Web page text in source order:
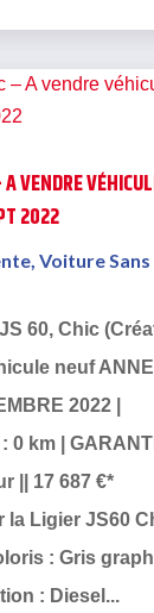
VENDRE
2022
, Voiture Sans
60, Chic
neuf
2022 |
0 km |
|| 17 687 €*
la Ligier JS60
: Gris
: Diesel...